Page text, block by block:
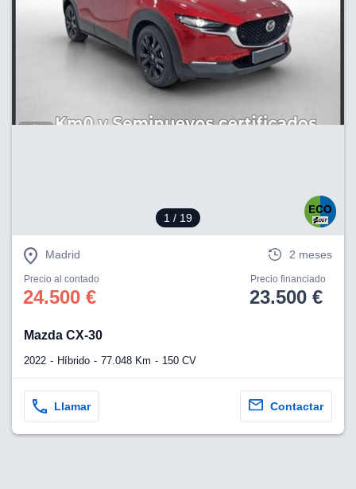
1 / 19
Madrid 2 meses
Precio al contado
24.500 €
Precio financiado
23.500 €
Mazda CX-30
2022 Híbrido 77.048 Km 150 CV
Llamar Contactar